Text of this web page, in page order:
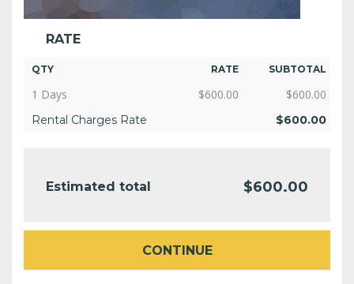
RATE
QTY RATE SUBTOTAL
1 Days $600.00 $600.00
Rental Charges Rate $600.00
Estimated total $600.00
CONTINUE